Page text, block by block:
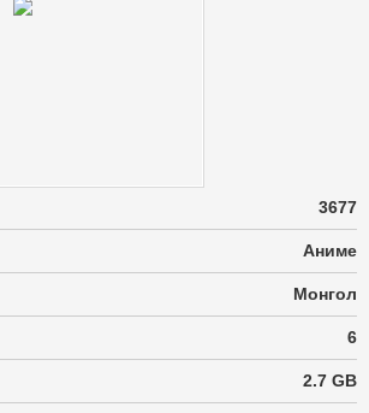
3677
Аниме
Монгол
6
2.7 GB